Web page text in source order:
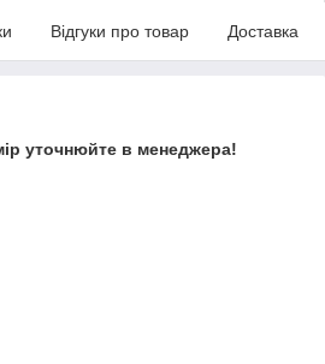
Відгуки про товар Доставка
уточнюйте в менеджера!